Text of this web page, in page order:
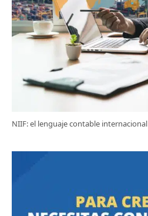
NIIF: el lenguaje contable internacional